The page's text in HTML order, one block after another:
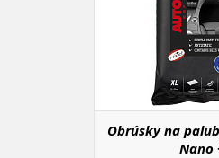
Obrúsky na
Nano